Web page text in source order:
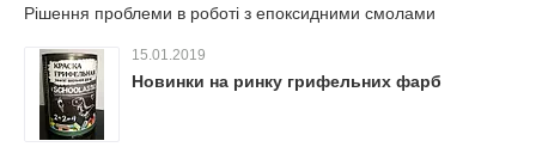
Рішення проблеми в роботі з епоксидними смолами
15.01.2019
Новинки на ринку грифельних фарб